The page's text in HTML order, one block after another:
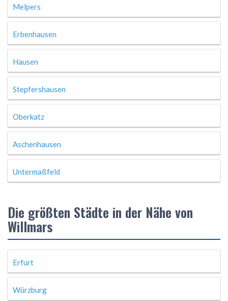
Melpers
Erbenhausen
Hausen
Stepfershausen
Oberkatz
Aschenhausen
Untermaßfeld
Die größten Städte in der Nähe von
Willmars
Erfurt
Würzburg